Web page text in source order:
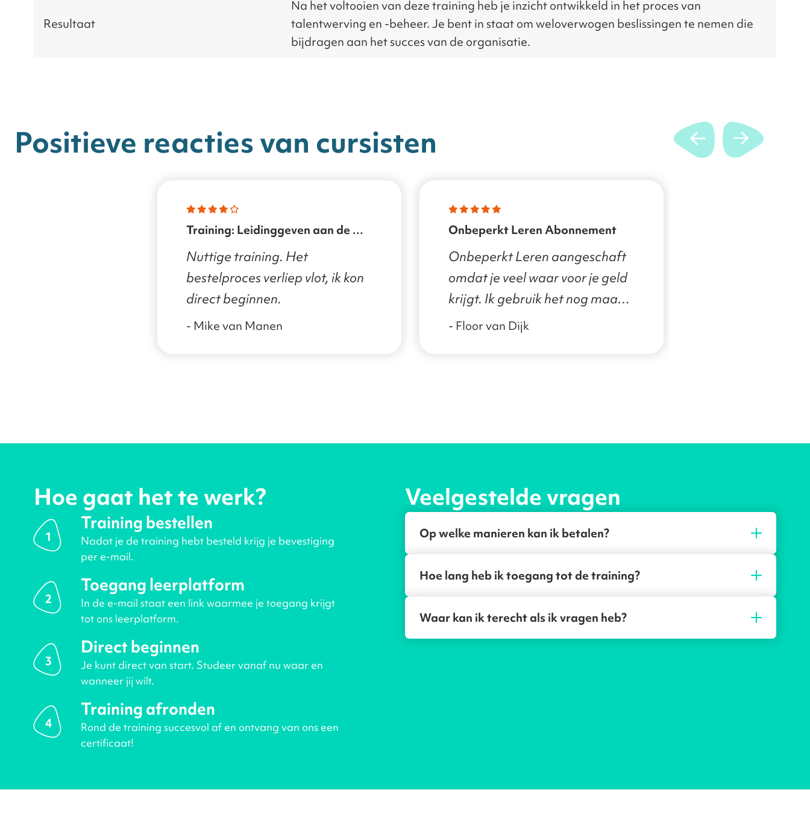
Resultaat
Na het voltooien van deze training heb je inzicht ontwikkeld in het proces van
talentwerving en -beheer. Je bent in staat om weloverwogen beslissingen te nemen die
bijdragen aan het succes van de organisatie.
Positieve reacties van cursisten
Training: Leidinggeven aan de AI
transformatie
Nuttige training. Het
bestelproces verliep vlot, ik kon
direct beginnen.
- Mike van Manen
Onbeperkt Leren Abonnement
Onbeperkt Leren aangeschaft
omdat je veel waar voor je geld
krijgt. Ik gebruik het nog maar
kort, maar eerste indruk is goed.
- Floor van Dijk
Hoe gaat het te werk?
1
Training bestellen
Nadat je de training hebt besteld krijg je bevestiging
per e-mail.
2
Toegang leerplatform
In de e-mail staat een link waarmee je toegang krijgt
tot ons leerplatform.
3
Direct beginnen
Je kunt direct van start. Studeer vanaf nu waar en
wanneer jij wilt.
4
Training afronden
Rond de training succesvol af en ontvang van ons een
certificaat!
Veelgestelde vragen
Op welke manieren kan ik betalen?
Hoe lang heb ik toegang tot de training?
Waar kan ik terecht als ik vragen heb?